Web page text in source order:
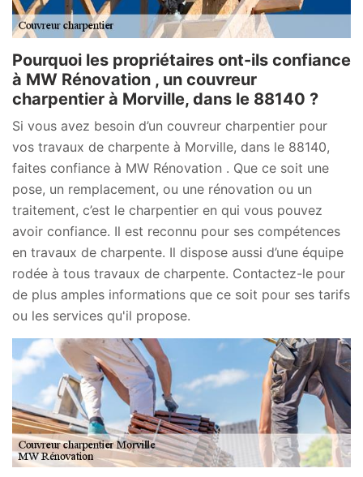
Pourquoi les propriétaires ont-ils confiance
à MW Rénovation , un couvreur
charpentier à Morville, dans le 88140 ?
Si vous avez besoin d’un couvreur charpentier pour
vos travaux de charpente à Morville, dans le 88140,
faites confiance à MW Rénovation . Que ce soit une
pose, un remplacement, ou une rénovation ou un
traitement, c’est le charpentier en qui vous pouvez
avoir confiance. Il est reconnu pour ses compétences
en travaux de charpente. Il dispose aussi d’une équipe
rodée à tous travaux de charpente. Contactez-le pour
de plus amples informations que ce soit pour ses tarifs
ou les services qu'il propose.